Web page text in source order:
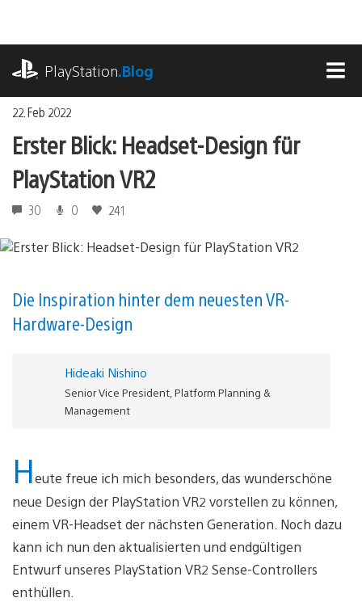
springen
PlayStation.Blog
22. Feb 2022
Erster Blick: Headset-Design für
PlayStation VR2
30 0 241
Die Inspiration hinter dem neuesten VR-
Hardware-Design
Hideaki Nishino
Senior Vice President, Platform Planning &
Management
Heute freue ich mich besonders, das wunderschöne
neue Design der PlayStation VR2 vorstellen zu können,
einem VR-Headset der nächsten Generation. Noch dazu
kann ich nun den aktualisierten und endgültigen
Entwurf unseres PlayStation VR2 Sense-Controllers
enthüllen.